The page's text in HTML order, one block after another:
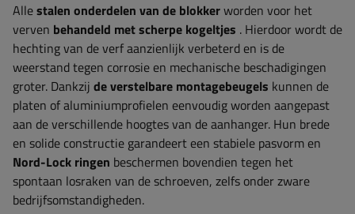
Allestalen onderdelen van de blokkerworden voor het
verven behandeld met scherpe kogeltjes . Hierdoor wordt de
hechting van de verf aanzienlijk verbeterd en is de
weerstand tegen corrosie en mechanische beschadigingen
groter. Dankzij de verstelbare montagebeugels kunnen de
platen of aluminiumprofielen eenvoudig worden aangepast
aan de verschillende hoogtes van de aanhanger. Hun brede
en solide constructie garandeert een stabiele pasvorm en
Nord-Lock ringen beschermen bovendien tegen het
spontaan losraken van de schroeven, zelfs onder zware
bedrijfsomstandigheden.